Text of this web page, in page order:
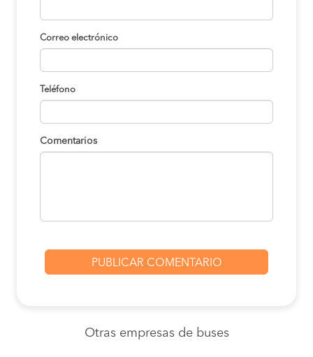
Correo electrónico
Teléfono
Comentarios
Otras empresas de buses